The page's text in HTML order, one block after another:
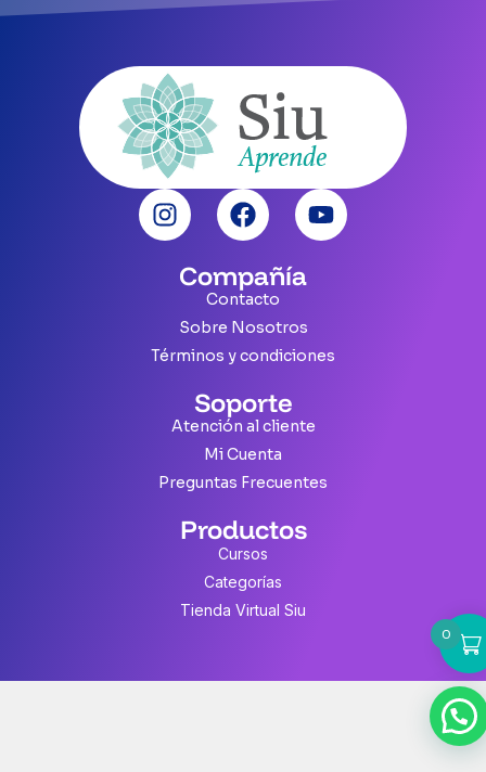
Compañía
Contacto
Sobre Nosotros
Términos y condiciones
Soporte
Atención al cliente
Mi Cuenta
Preguntas Frecuentes
Productos
Cursos
Categorías
Tienda Virtual Siu
0